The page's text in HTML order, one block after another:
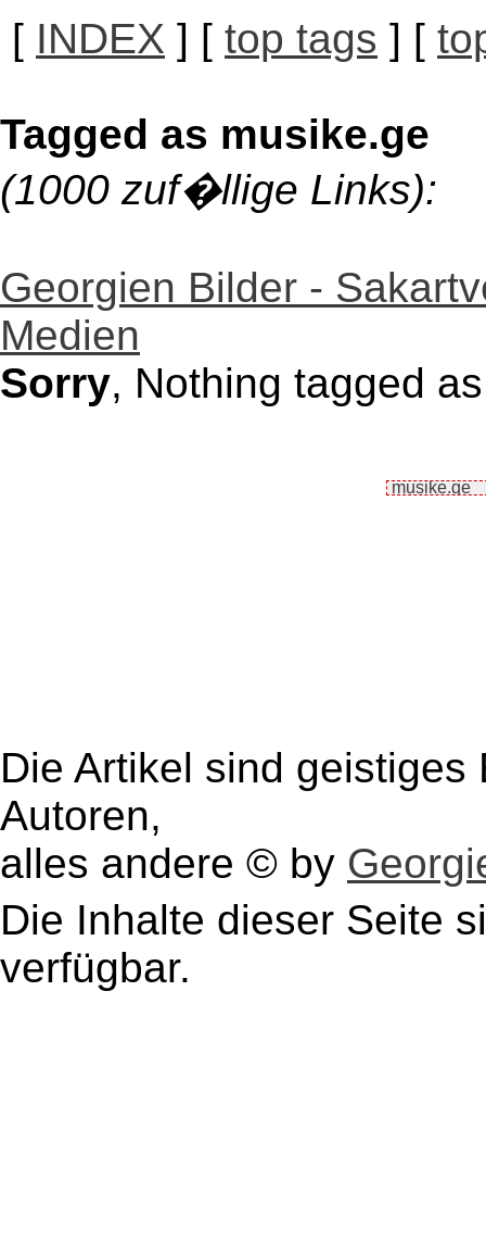
[ INDEX ] [ top tags ] [
Tagged as musike.ge
(1000 zuf�llige Links):
Georgien Bilder -
Medien
Sorry, Nothing tagged
Die Artikel sind
Autoren,
alles andere © by
Die Inhalte dieser Seite
verfügbar.